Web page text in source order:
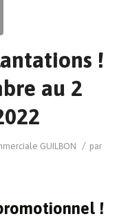
!
au 2
GUILBON / par
!